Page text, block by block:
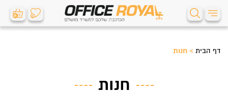
0 0
דף הבית > חנות
חנות